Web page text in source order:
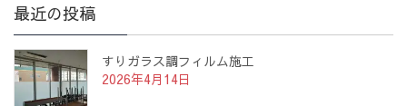
最近の投稿
すりガラス調フィルム施工
2026年4月14日